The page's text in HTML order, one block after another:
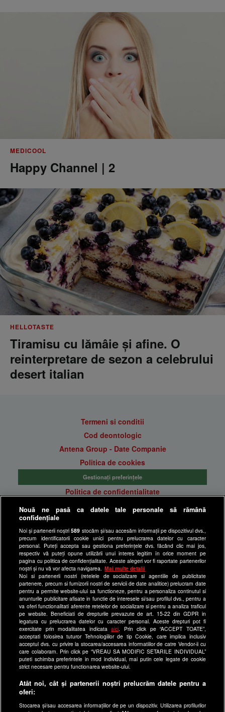
MEDICOOL
Happy Channel | 2
HELLOTASTE
Tiramisu cu lămâie și afine. O
reinterpretare de sezon a celebrului
desert italian
Termeni si conditii
Cod deontologic
Antena Group - Date Companie
Politica de cookies
Gestionați preferințele
Politica de confidentialitate
Anunturi gratuite pe Lajumate.ro
Program Happy Channel
Echipa editorială
Site-uri Antena Group
a1.ro
antenastars.ro
as.ro
catine.ro
chefi.ro
deparinti.ro
medicool.ro
spynews.ro
useit.ro
Nouă ne pasă ca datele tale personale să rămână
confidențiale
Noi și partenerii noștri589 stocăm și/sau accesăm informații pe dispozitivul dvs.,
precum identificatorii cookie unici pentru prelucrarea datelor cu caracter
personal. Puteți accepta sau gestiona preferințele dvs. făcând clic mai jos,
respectiv vă puteți opune utilizării unui interes legitim în orice moment pe
pagina cu politica de confidențialitate. Aceste alegeri vor fi raportate partenerilor
noștri și nu vă vor afecta navigarea.
Mai multe detalii
Noi si partenerii nostri (retelele de socializare si agentiile de publicitate
partenere, precum si furnizorii nostri de servicii de date analitice) prelucram date
pentru a permite website-ului sa functioneze, pentru a personaliza continutul si
anunturile publicitare afisate in functie de interesele si/sau profilul dvs., pentru a
va oferi functionalitati aferente retelelor de socializare si pentru a analiza traficul
pe website. Beneficiati de drepturile prevazute de art. 15-22 din GDPR in
legatura cu prelucrarea datelor cu caracter personal. Aceste drepturi pot fi
exercitate prin modalitatea indicataaici . Prin click pe “ACCEPT TOATE”,
acceptati folosirea tuturor Tehnologiilor de tip Cookie, care implica inclusiv
acceptul dvs. cu privire la stocarea/accesarea informatiilor de catre Vendor-ii cu
care colaboram. Prin click pe “VREAU SA MODIFIC SETARILE INDIVIDUAL”
puteti schimba preferintele in mod individual, mai putin cele legate de cookie
strict necesare pentru functionarea website-ului.
Atât noi, cât și partenerii noștri prelucrăm datele pentru a
oferi:
Stocarea și/sau accesarea informațiilor de pe un dispozitiv. Utilizarea profilurilor